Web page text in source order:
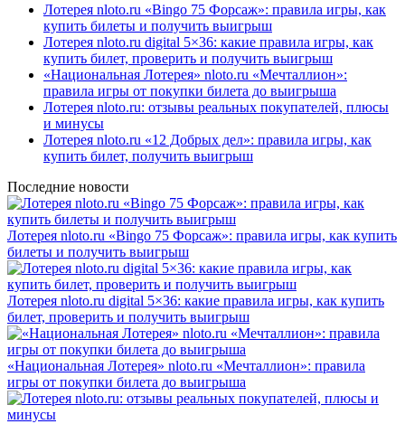
Лотерея nloto.ru «Bingo 75 Форсаж»: правила игры, как
купить билеты и получить выигрыш
Лотерея nloto.ru digital 5×36: какие правила игры, как
купить билет, проверить и получить выигрыш
«Национальная Лотерея» nloto.ru «Мечталлион»:
правила игры от покупки билета до выигрыша
Лотерея nloto.ru: отзывы реальных покупателей, плюсы
и минусы
Лотерея nloto.ru «12 Добрых дел»: правила игры, как
купить билет, получить выигрыш
Последние новости
Лотерея nloto.ru «Bingo 75 Форсаж»: правила игры, как купить
билеты и получить выигрыш
Лотерея nloto.ru digital 5×36: какие правила игры, как купить
билет, проверить и получить выигрыш
«Национальная Лотерея» nloto.ru «Мечталлион»: правила
игры от покупки билета до выигрыша